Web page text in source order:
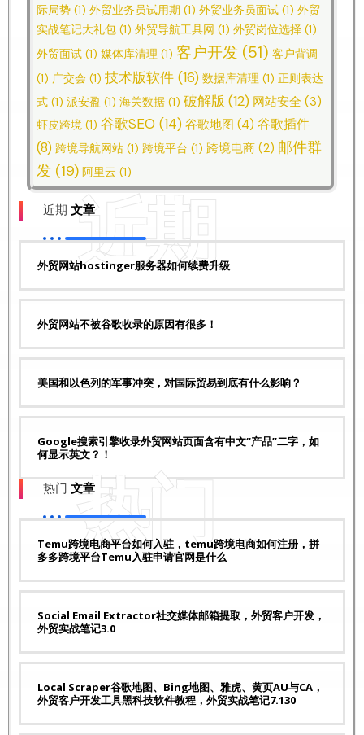
际局势 (1) 外贸业务员试用期 (1) 外贸业务员面试 (1) 外贸
实战笔记大礼包 (1) 外贸导航工具网 (1) 外贸岗位选择 (1)
外贸面试 (1) 媒体库清理 (1) 客户开发 (51) 客户背调
(1) 广交会 (1) 技术版软件 (16) 数据库清理 (1) 正则表达
式 (1) 派安盈 (1) 海关数据 (1) 破解版 (12) 网站安全 (3)
虾皮跨境 (1) 谷歌SEO (14) 谷歌地图 (4) 谷歌插件
(8) 跨境导航网站 (1) 跨境平台 (1) 跨境电商 (2) 邮件群
发 (19) 阿里云 (1)
近期
近期 文章
外贸网站hostinger服务器如何续费升级
外贸网站不被谷歌收录的原因有很多！
美国和以色列的军事冲突，对国际贸易到底有什么影响？
Google搜索引擎收录外贸网站页面含有中文“产品”二字，如
何显示英文？！
热门
热门 文章
Temu跨境电商平台如何入驻，temu跨境电商如何注册，拼
多多跨境平台Temu入驻申请官网是什么
Social Email Extractor社交媒体邮箱提取，外贸客户开发，
外贸实战笔记3.0
Local Scraper谷歌地图、Bing地图、雅虎、黄页AU与CA，
外贸客户开发工具黑科技软件教程，外贸实战笔记7.130